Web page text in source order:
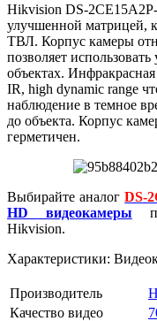
Hikvision DS-
улучшенной матрицей,
ТВЛ. Корпус камеры
позволяет
объектах.
IR, high dynamic range
наблюдение в темное
до объекта. Корпус
герметичен.
Выбирайте аналогDS-
HD видеокамеры
Hikvision.
Характеристики:
Производитель
Качество видео